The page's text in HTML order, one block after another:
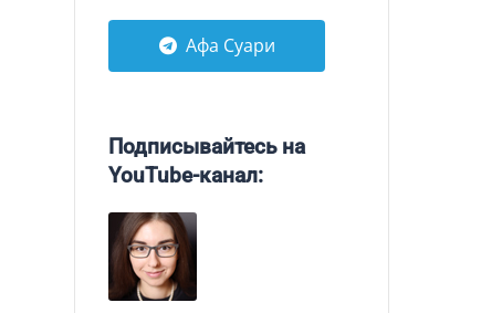
Афа Суари
Подписывайтесь на
YouTube-канал: